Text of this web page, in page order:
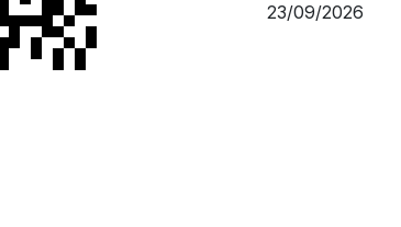
23/09/2026